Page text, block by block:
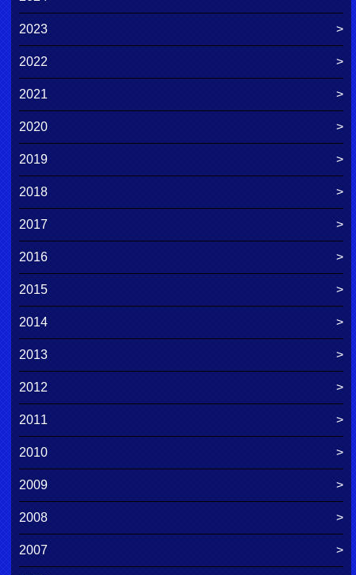
2023
2022
2021
2020
2019
2018
2017
2016
2015
2014
2013
2012
2011
2010
2009
2008
2007